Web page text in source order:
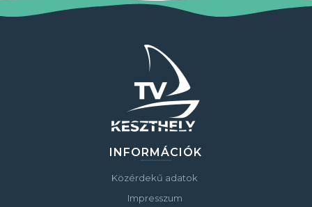
INFORMÁCIÓK
Közérdekű adatok
Impresszum